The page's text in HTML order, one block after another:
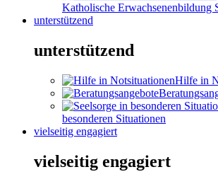
Katholische Erwachsenenbildung
unterstützend
unterstützend
Hilfe in
besonderen Situationen
vielseitig engagiert
vielseitig engagiert